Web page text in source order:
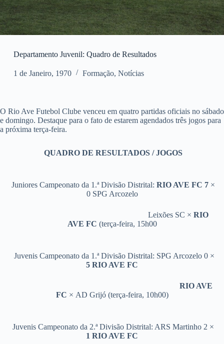
Departamento Juvenil: Quadro de Resultados
1 de Janeiro, 1970 Formação, Notícias
O Rio Ave Futebol Clube venceu em quatro partidas oficiais no sábado
e domingo. Destaque para o fato de estarem agendados três jogos para
a próxima terça-feira.
QUADRO DE RESULTADOS / JOGOS
Juniores Campeonato da 1.ª Divisão Distrital: RIO AVE FC 7×
0 SPG Arcozelo
Leixões SC × RIO
AVE FC (terça-feira, 15h00
Juvenis Campeonato da 1.ª Divisão Distrital: SPG Arcozelo 0 ×
5 RIO AVE FC
RIO AVE
FC × AD Grijó (terça-feira, 10h00)
Juvenis Campeonato da 2.ª Divisão Distrital: ARS Martinho 2 ×
1 RIO AVE FC